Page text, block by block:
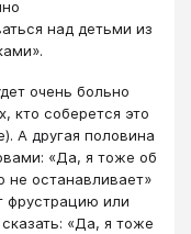
над детьми из
очень больно
кто соберется это
А другая половина
«Да, я тоже об
не останавливает»
фрустрацию или
«Да, я тоже